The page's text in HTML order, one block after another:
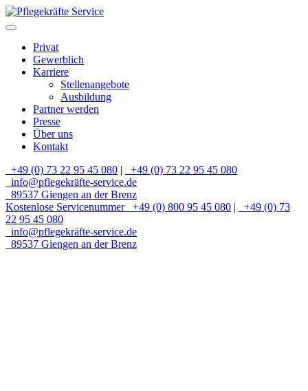
Privat
Gewerblich
Karriere
Stellenangebote
Ausbildung
Partner werden
Presse
Über uns
Kontakt
+49 (0) 73 22 95 45 080 |
+49 (0) 73 22 95 45 080
info@pflegekräfte-service.de
89537 Giengen an der Brenz
Kostenlose Servicenummer
+49 (0) 800 95 45 080 |
+49 (0) 73
22 95 45 080
info@pflegekräfte-service.de
89537 Giengen an der Brenz